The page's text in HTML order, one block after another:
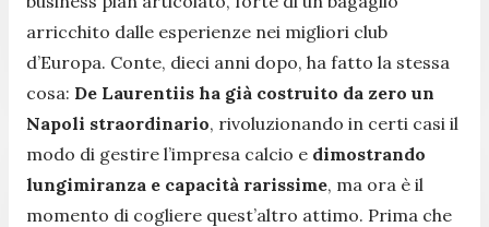
arricchito dalle esperienze nei migliori club
d’Europa. Conte, dieci anni dopo, ha fatto la stessa
cosa: De Laurentiis ha già costruito da zero un
Napoli straordinario, rivoluzionando in certi casi il
modo di gestire l’impresa calcio e dimostrando
lungimiranza e capacità rarissime, ma ora è il
momento di cogliere quest’altro attimo. Prima che